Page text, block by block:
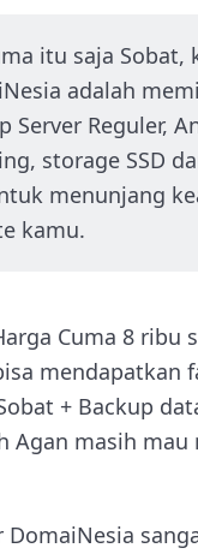
itu saja Sobat,
adalah
Server Reguler,
storage SSD
menunjang
kamu.
Cuma 8 ribu
mendapatkan
+ Backup
Agan masih mau
DomaiNesia